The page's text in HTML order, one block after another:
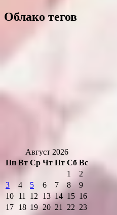
Облако тегов
Август 2026
Пн Вт Ср Чт Пт Сб Вс
1
2
3
4 5 6 7 8
9
10 11 12 13 14 15 16
17 18 19 20 21 22 23